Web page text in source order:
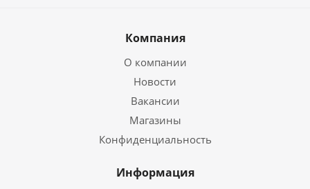
Компания
О компании
Новости
Вакансии
Магазины
Конфиденциальность
Информация